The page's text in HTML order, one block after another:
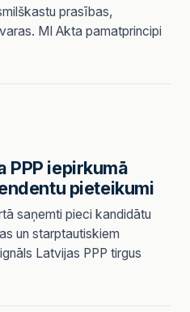
prasības,
MI Akta pamatprincipi
PPP iepirkumā
pieteikumi
saņemti pieci kandidātu
un starptautiskiem
Latvijas PPP tirgus